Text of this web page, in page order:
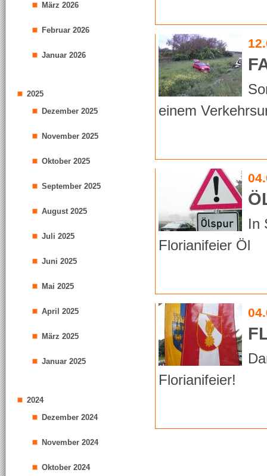
März 2026
Februar 2026
Januar 2026
2025
Dezember 2025
November 2025
Oktober 2025
September 2025
August 2025
Juli 2025
Juni 2025
Mai 2025
April 2025
März 2025
Januar 2025
2024
Dezember 2024
November 2024
Oktober 2024
einem
In
Florianifeier Öl
Florianifeier!